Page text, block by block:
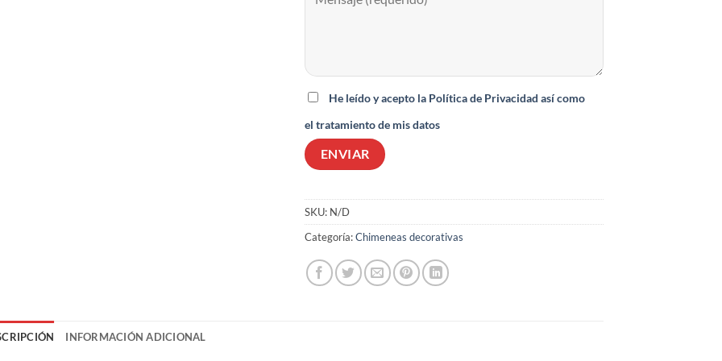
He leído y acepto la Política de Privacidad así como
el tratamiento de mis datos
SKU: N/D
Categoría:Chimeneas decorativas
INFORMACIÓN ADICIONAL